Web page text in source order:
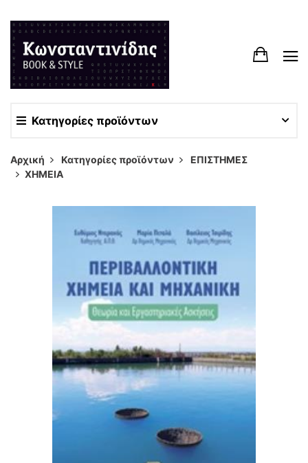
Κατηγορίες προϊόντων
Αρχική Κατηγορίες προϊόντων
ΕΠΙΣΤΗΜΕΣ
ΧΗΜΕΙΑ